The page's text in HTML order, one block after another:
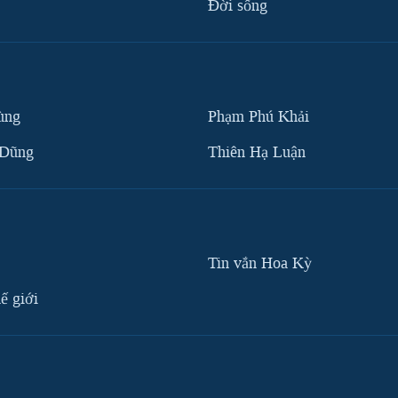
Ðời sống
Phạm Phú Khải
Thiên Hạ Luận
giới
Tin vắn Hoa Kỳ